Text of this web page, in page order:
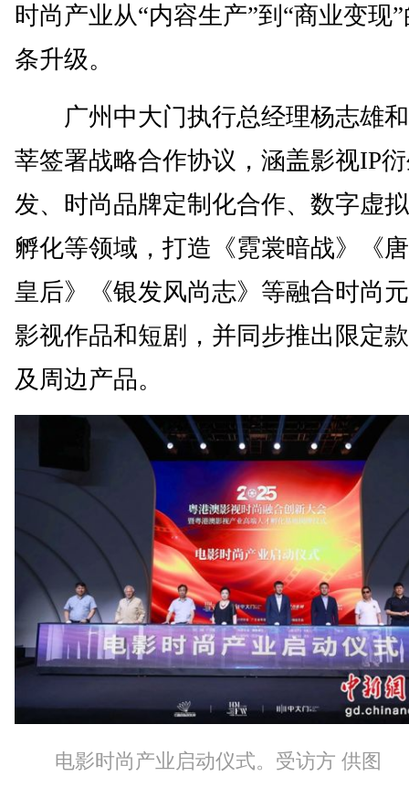
时尚产业从“内容生产”到“商业变现
条升级。
广州中大门执行总经理杨志雄
莘签署战略合作协议，涵盖影视IP
发、时尚品牌定制化合作、数字虚
孵化等领域，打造《霓裳暗战》《
皇后》《银发风尚志》等融合时尚
影视作品和短剧，并同步推出限定
及周边产品。
电影时尚产业启动仪式。受访方 供图